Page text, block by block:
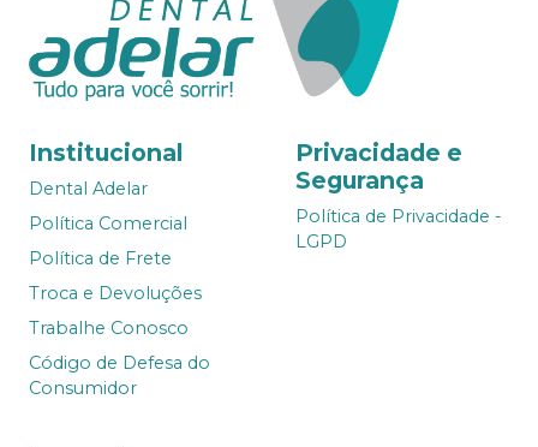
Institucional
Dental Adelar
Política Comercial
Política de Frete
Troca e Devoluções
Trabalhe Conosco
Código de Defesa do
Consumidor
Privacidade e
Segurança
Política de Privacidade -
LGPD